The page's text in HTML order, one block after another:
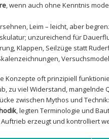
, wenn auch ohne Kenntnis
Leim – leicht, aber
⁤unzureichend für
Klappen, Seilzüge statt
Konzepte‍ oft ⁤prinzipiell
zu viel Widerstand, mangelnde
zwischen Mythos und
, legten Terminologie und
erzeugt und kontrolliert